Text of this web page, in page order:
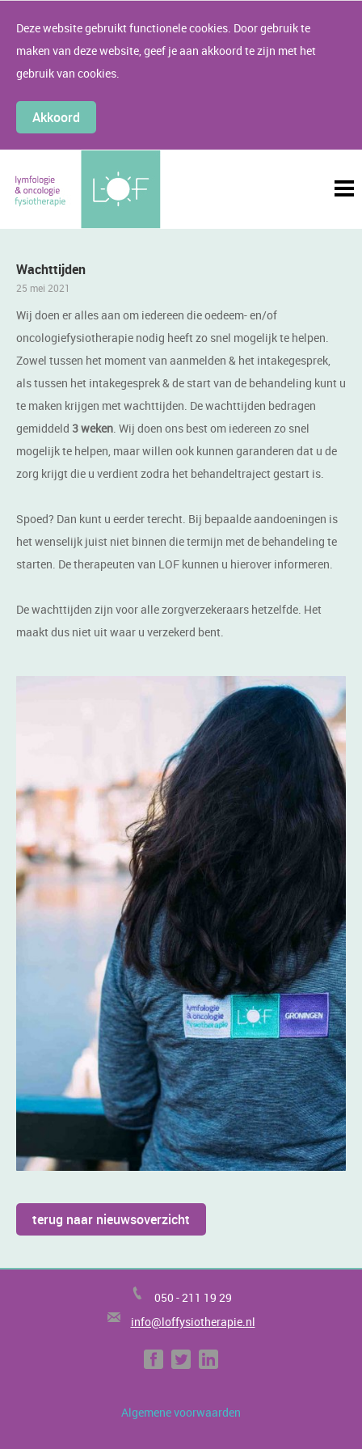
Deze website gebruikt functionele cookies. Door gebruik te
maken van deze website, geef je aan akkoord te zijn met het
gebruik van cookies.
Akkoord
Wachttijden
25 mei 2021
Wij doen er alles aan om iedereen die oedeem- en/of
oncologiefysiotherapie nodig heeft zo snel mogelijk te helpen.
Zowel tussen het moment van aanmelden & het intakegesprek,
als tussen het intakegesprek & de start van de behandeling kunt u
te maken krijgen met wachttijden. De wachttijden bedragen
gemiddeld 3 weken. Wij doen ons best om iedereen zo snel
mogelijk te helpen, maar willen ook kunnen garanderen dat u de
zorg krijgt die u verdient zodra het behandeltraject gestart is.
Spoed? Dan kunt u eerder terecht. Bij bepaalde aandoeningen is
het wenselijk juist niet binnen die termijn met de behandeling te
starten. De therapeuten van LOF kunnen u hierover informeren.
De wachttijden zijn voor alle zorgverzekeraars hetzelfde. Het
maakt dus niet uit waar u verzekerd bent.
terug naar nieuwsoverzicht
050 -211 19 29
info@loffysiotherapie.nl
Algemene voorwaarden